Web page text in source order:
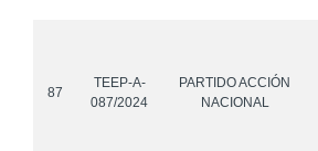
87
TEEP-A-
087/2024
PARTIDO ACCIÓN
NACIONAL